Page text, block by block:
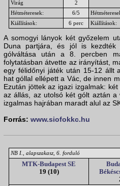
Virág
2
Hétméteresek: 6/5
Kiállítások:
6 perc Kiállítások:
A somogyi lányok két győzelem
Duna partjára, és jól is kezdték
gólváltása után a 8. percben
folytatásban átvette az irányítást,
egy félidőnyi játék után 15-12 állt
hat góllal ellépett a Vác, de innen
Ezután jöttek az igazi izgalmak:
az állás, az utolsó két gólt aztán a
izgalmas hajrában maradt alul az
Forrás: www.siofokkc.hu
NB I., alapszakasz, 6. forduló
MTK-Budapest SE
19 (10)